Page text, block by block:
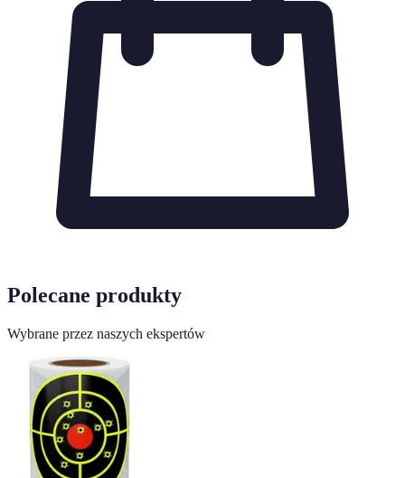
Polecane produkty
Wybrane przez naszych ekspertów